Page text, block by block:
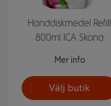
Handdiskmedel Refill
800ml ICA Skona
Mer info
Välj butik